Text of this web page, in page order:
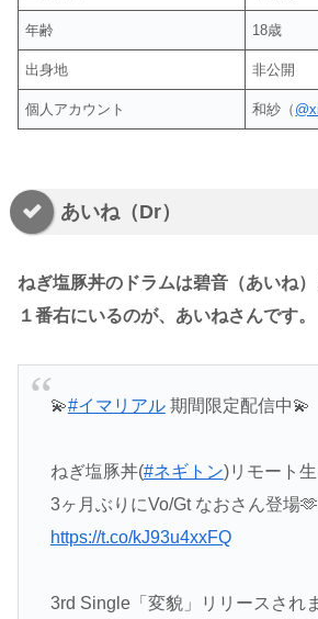
年齢 18歳
出身地 非公開
個人アカウント 和紗（
あいね（Dr）
ねぎ塩豚丼のドラムは碧音（あいね）
１番右にいるのが、あいねさんです。
💫#イマリアル期間限定配信中💫
ねぎ塩豚丼(#ネギトン)リモート生
3ヶ月ぶりにVo/Gt なおさん登場🫶
https://t.co/kJ93u4xxFQ
3rd Single「変貌」リリースされ